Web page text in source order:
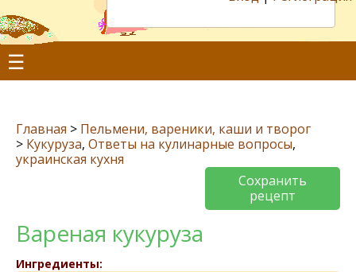
☰
Главная > Пельмени, вареники, каши и творог
> Кукуруза, Ответы на кулинарные вопросы,
украинская кухня
Сохранить
рецепт
Вареная кукуруза
Ингредиенты: